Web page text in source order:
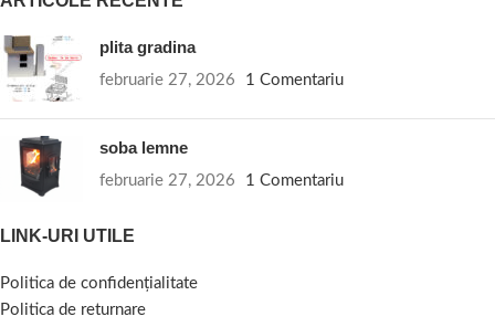
plita gradina
februarie 27, 2026 1 Comentariu
soba lemne
februarie 27, 2026 1 Comentariu
LINK-URI UTILE
Politica de confidențialitate
Politica de returnare